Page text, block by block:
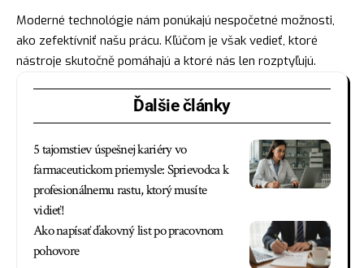
Moderné technológie nám ponúkajú nespočetné možnosti,
ako zefektívniť našu prácu. Kľúčom je však vedieť, ktoré
nástroje skutočně pomáhajú a ktoré nás len rozptyľujú.
Ďalšie články
5 tajomstiev úspešnej kariéry vo
farmaceutickom priemysle: Sprievodca k
profesionálnemu rastu, ktorý musíte
vidieť!
Ako napísať ďakovný list po pracovnom
pohovore